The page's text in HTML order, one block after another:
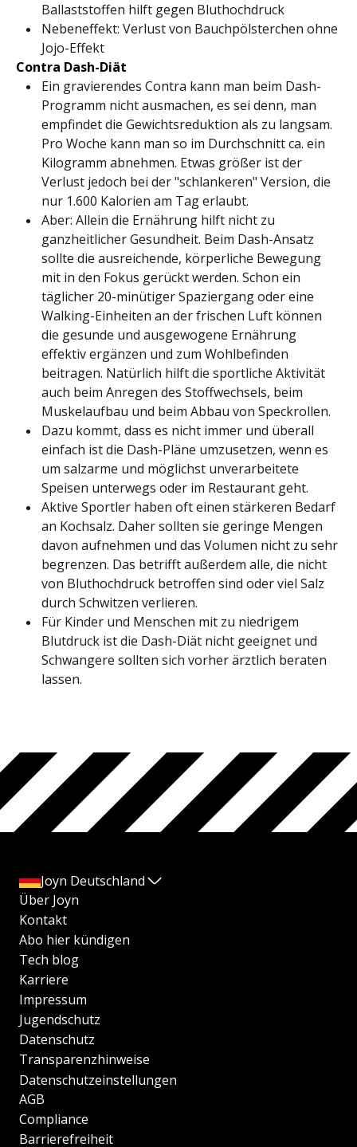
Ballaststoffen hilft gegen Bluthochdruck
Nebeneffekt: Verlust von Bauchpölsterchen ohne
Jojo-Effekt
Contra Dash-Diät
Ein gravierendes Contra kann man beim Dash-
Programm nicht ausmachen, es sei denn, man
empfindet die Gewichtsreduktion als zu langsam.
Pro Woche kann man so im Durchschnitt ca. ein
Kilogramm abnehmen. Etwas größer ist der
Verlust jedoch bei der "schlankeren" Version, die
nur 1.600 Kalorien am Tag erlaubt.
Aber: Allein die Ernährung hilft nicht zu
ganzheitlicher Gesundheit. Beim Dash-Ansatz
sollte die ausreichende, körperliche Bewegung
mit in den Fokus gerückt werden. Schon ein
täglicher 20-minütiger Spaziergang oder eine
Walking-Einheiten an der frischen Luft können
die gesunde und ausgewogene Ernährung
effektiv ergänzen und zum Wohlbefinden
beitragen. Natürlich hilft die sportliche Aktivität
auch beim Anregen des Stoffwechsels, beim
Muskelaufbau und beim Abbau von Speckrollen.
Dazu kommt, dass es nicht immer und überall
einfach ist die Dash-Pläne umzusetzen, wenn es
um salzarme und möglichst unverarbeitete
Speisen unterwegs oder im Restaurant geht.
Aktive Sportler haben oft einen stärkeren Bedarf
an Kochsalz. Daher sollten sie geringe Mengen
davon aufnehmen und das Volumen nicht zu sehr
begrenzen. Das betrifft außerdem alle, die nicht
von Bluthochdruck betroffen sind oder viel Salz
durch Schwitzen verlieren.
Für Kinder und Menschen mit zu niedrigem
Blutdruck ist die Dash-Diät nicht geeignet und
Schwangere sollten sich vorher ärztlich beraten
lassen.
Joyn Deutschland
Über Joyn
Kontakt
Abo hier kündigen
Tech blog
Karriere
Impressum
Jugendschutz
Datenschutz
Transparenzhinweise
Datenschutzeinstellungen
AGB
Compliance
Barrierefreiheit